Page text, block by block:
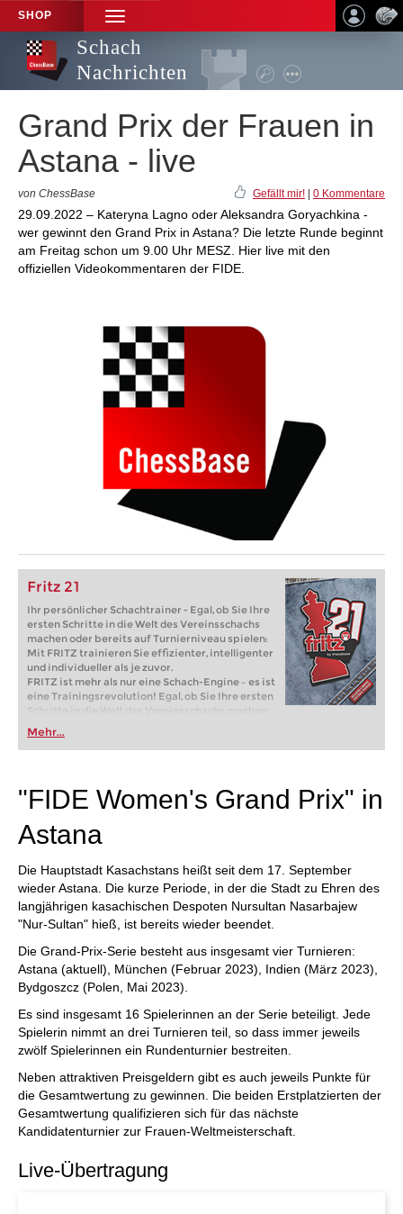
SHOP
TOGGLE
NAVIGATION
Schach
Nachrichten
Grand Prix der Frauen in
Astana - live
von ChessBase Gefällt mir! 0 Kommentare
29.09.2022 – Kateryna Lagno oder Aleksandra Goryachkina -
wer gewinnt den Grand Prix in Astana? Die letzte Runde beginnt
am Freitag schon um 9.00 Uhr MESZ. Hier live mit den
offiziellen Videokommentaren der FIDE.
Fritz 21
Ihr persönlicher Schachtrainer - Egal, ob Sie Ihre
ersten Schritte in die Welt des Vereinsschachs
machen oder bereits auf Turnierniveau spielen:
Mit FRITZ trainieren Sie effizienter, intelligenter
und individueller als je zuvor.
FRITZ ist mehr als nur eine Schach-Engine – es ist
eine Trainingsrevolution! Egal, ob Sie Ihre ersten
Schritte in die Welt des Vereinsschachs machen
oder bereits auf Turnierniveau spielen: Mit
FRITZ trainieren Sie effizienter, intelligenter und
individueller als je zuvor.
Mehr...
"FIDE Women's Grand Prix" in
Astana
Die Hauptstadt Kasachstans heißt seit dem 17. September
wieder Astana. Die kurze Periode, in der die Stadt zu Ehren des
langjährigen kasachischen Despoten Nursultan Nasarbajew
"Nur-Sultan" hieß, ist bereits wieder beendet.
Die Grand-Prix-Serie besteht aus insgesamt vier Turnieren:
Astana (aktuell), München (Februar 2023), Indien (März 2023),
Bydgoszcz (Polen, Mai 2023).
Es sind insgesamt 16 Spielerinnen an der Serie beteiligt. Jede
Spielerin nimmt an drei Turnieren teil, so dass immer jeweils
zwölf Spielerinnen ein Rundenturnier bestreiten.
Neben attraktiven Preisgeldern gibt es auch jeweils Punkte für
die Gesamtwertung zu gewinnen. Die beiden Erstplatzierten der
Gesamtwertung qualifizieren sich für das nächste
Kandidatenturnier zur Frauen-Weltmeisterschaft.
Live-Übertragung